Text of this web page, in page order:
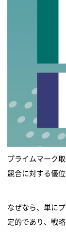
プライムマーク
競合に対する優
なぜなら、単に
定的であり、戦